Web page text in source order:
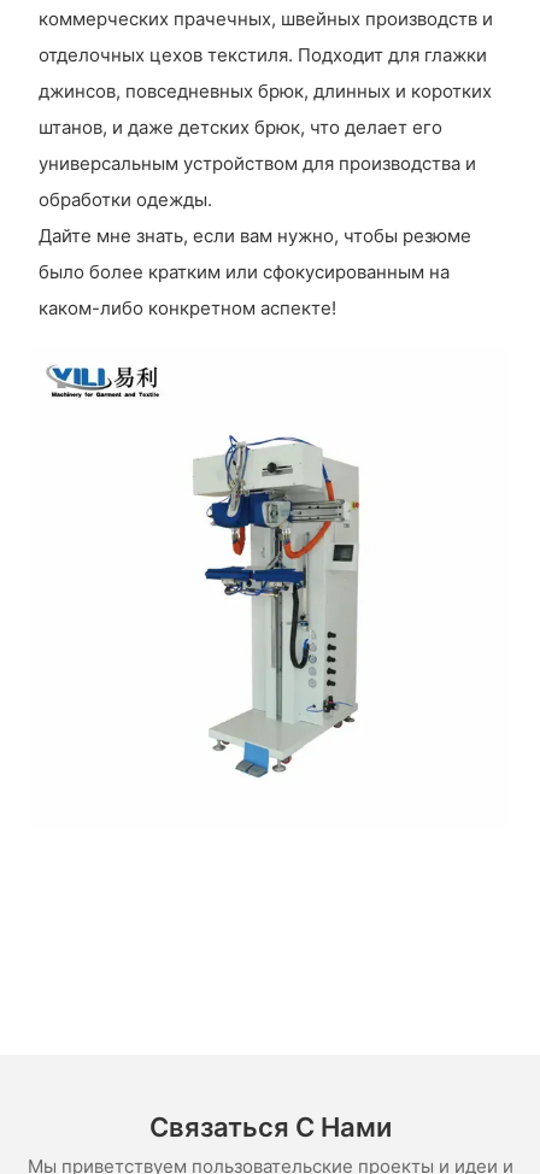
коммерческих прачечных, швейных производств и
отделочных цехов текстиля. Подходит для глажки
джинсов, повседневных брюк, длинных и коротких
штанов, и даже детских брюк, что делает его
универсальным устройством для производства и
обработки одежды.
Дайте мне знать, если вам нужно, чтобы резюме
было более кратким или сфокусированным на
каком-либо конкретном аспекте!
Связаться С Нами
Мы приветствуем пользовательские проекты и идеи и